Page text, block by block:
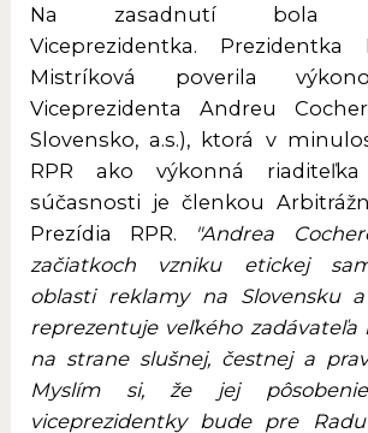
Na zasadnutí bola
Viceprezidentka. Prezidentka
Mistríková poverila
Viceprezidenta Andreu
Slovensko, a.s.), ktorá v
RPR ako výkonná
súčasnosti je členkou
Prezídia RPR.
"Andrea
začiatkoch vzniku etickej
oblasti reklamy na Slovensku
reprezentuje veľkého zadávateľa
na strane slušnej, čestnej a
Myslím si, že jej
viceprezidentky bude pre